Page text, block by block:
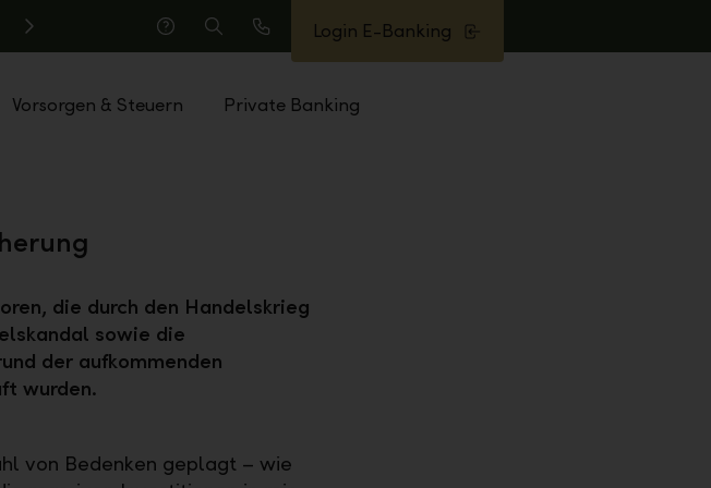
Hilfe
Suche
Anrufen
Login E-Banking
Vorsorgen & Steuern Private Banking
die durch den Handelskrieg
sowie die
der aufkommenden
wurden.
von Bedenken geplagt – wie